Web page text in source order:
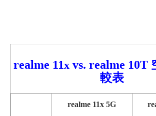
realme 11xvs. realme 10T
較表
realme 11x 5G